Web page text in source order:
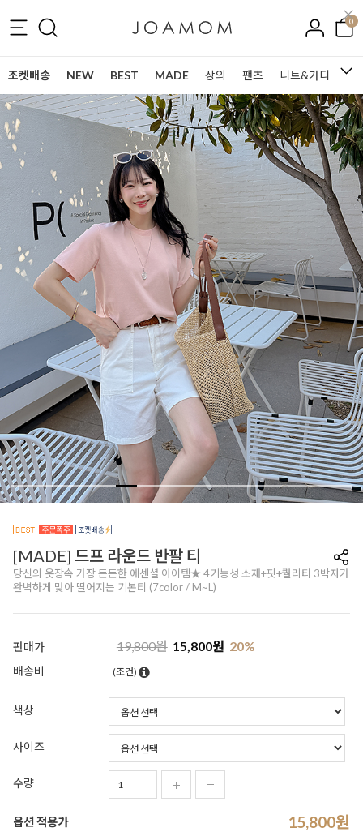
0
조켓배송 NEW BEST MADE 상의 팬츠 니트&가디건
[MADE] 드프 라운드 반팔 티
당신의 옷장속 가장 든든한 에센셜 아이템★ 4기능성 소재+핏+퀄리티 3박자가
완벽하게 맞아 떨어지는 기본티 (7color / M~L)
판매가 19,800원 15,800원 20%
배송비 (조건)
색상
사이즈
수량
옵션 적용가 15,800원